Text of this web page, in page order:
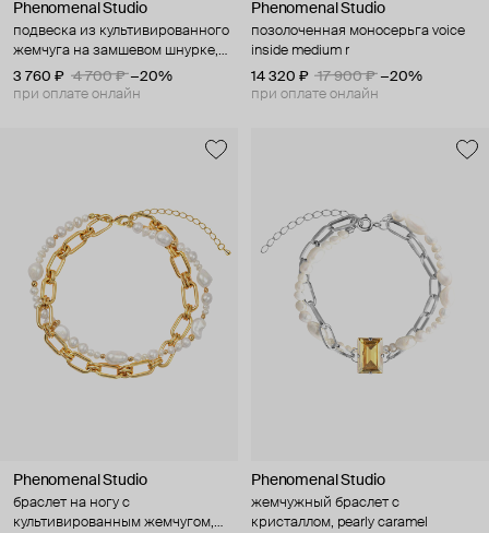
Phenomenal Studio
подвеска из культивированного
жемчуга на замшевом шнурке,
moon drop
3 760 ₽ 4 700 ₽ −20%
при оплате онлайн
Phenomenal Studio
позолоченная моносерьга voice
inside medium r
14 320 ₽
17 900 ₽ −20%
при оплате онлайн
Phenomenal Studio
браслет на ногу с
культивированным жемчугом,
Phenomenal Studio
жемчужный браслет с
кристаллом, pearly caramel